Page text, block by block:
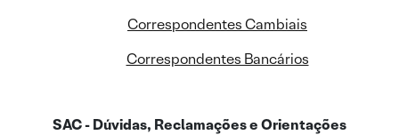
Correspondentes Cambiais
Correspondentes Bancários
SAC - Dúvidas, Reclamações e Orientações